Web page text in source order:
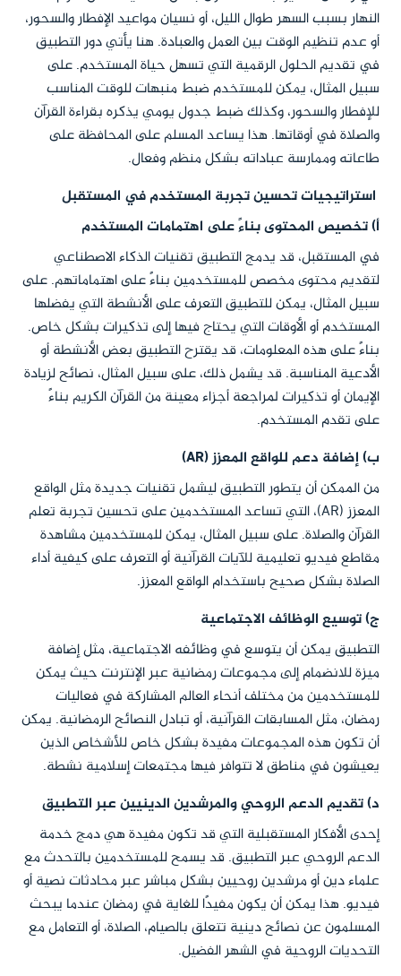
النهار بسبب السهر طوال الليل، أو نسيان مواعيد الإفطار والسحور،
أو عدم تنظيم الوقت بين العمل والعبادة. هنا يأتي دور التطبيق
في تقديم الحلول الرقمية التي تسهل حياة المستخدم. على
سبيل المثال، يمكن للمستخدم ضبط منبهات للوقت المناسب
للإفطار والسحور، وكذلك ضبط جدول يومي يذكره بقراءة القرآن
والصلاة في أوقاتها. هذا يساعد المسلم على المحافظة على
طاعاته وممارسة عباداته بشكل منظم وفعال.
استراتيجيات تحسين تجربة المستخدم في المستقبل
أ) تخصيص المحتوى بناءً على اهتمامات المستخدم
في المستقبل، قد يدمج التطبيق تقنيات الذكاء الاصطناعي
لتقديم محتوى مخصص للمستخدمين بناءً على اهتماماتهم. على
سبيل المثال، يمكن للتطبيق التعرف على الأنشطة التي يفضلها
المستخدم أو الأوقات التي يحتاج فيها إلى تذكيرات بشكل خاص.
بناءً على هذه المعلومات، قد يقترح التطبيق بعض الأنشطة أو
الأدعية المناسبة. قد يشمل ذلك، على سبيل المثال، نصائح لزيادة
الإيمان أو تذكيرات لمراجعة أجزاء معينة من القرآن الكريم بناءً
على تقدم المستخدم.
ب) إضافة دعم للواقع المعزز (AR)
من الممكن أن يتطور التطبيق ليشمل تقنيات جديدة مثل الواقع
المعزز (AR)، التي تساعد المستخدمين على تحسين تجربة تعلم
القرآن والصلاة. على سبيل المثال، يمكن للمستخدمين مشاهدة
مقاطع فيديو تعليمية للآيات القرآنية أو التعرف على كيفية أداء
الصلاة بشكل صحيح باستخدام الواقع المعزز.
ج) توسيع الوظائف الاجتماعية
التطبيق يمكن أن يتوسع في وظائفه الاجتماعية، مثل إضافة
ميزة للانضمام إلى مجموعات رمضانية عبر الإنترنت حيث يمكن
للمستخدمين من مختلف أنحاء العالم المشاركة في فعاليات
رمضان، مثل المسابقات القرآنية، أو تبادل النصائح الرمضانية. يمكن
أن تكون هذه المجموعات مفيدة بشكل خاص للأشخاص الذين
يعيشون في مناطق لا تتوافر فيها مجتمعات إسلامية نشطة.
د) تقديم الدعم الروحي والمرشدين الدينيين عبر التطبيق
إحدى الأفكار المستقبلية التي قد تكون مفيدة هي دمج خدمة
الدعم الروحي عبر التطبيق. قد يسمح للمستخدمين بالتحدث مع
علماء دين أو مرشدين روحيين بشكل مباشر عبر محادثات نصية أو
فيديو. هذا يمكن أن يكون مفيدًا للغاية في رمضان عندما يبحث
المسلمون عن نصائح دينية تتعلق بالصيام، الصلاة، أو التعامل مع
التحديات الروحية في الشهر الفضيل.